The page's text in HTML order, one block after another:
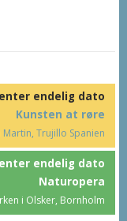
endelig dato
Kunsten at røre
Martin, Trujillo Spanien
endelig dato
Naturopera
i Olsker, Bornholm